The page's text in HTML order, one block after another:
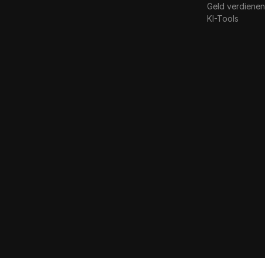
Geld verdienen
KI-Tools